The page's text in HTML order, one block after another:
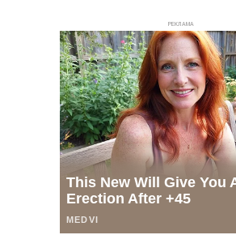
РЕКЛАМА